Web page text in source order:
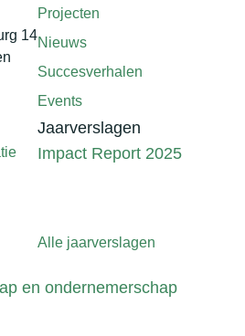
14
Projecten
Nieuws
Succesverhalen
Events
Jaarverslagen
Impact Report 2025
Alle jaarverslagen
en ondernemerschap